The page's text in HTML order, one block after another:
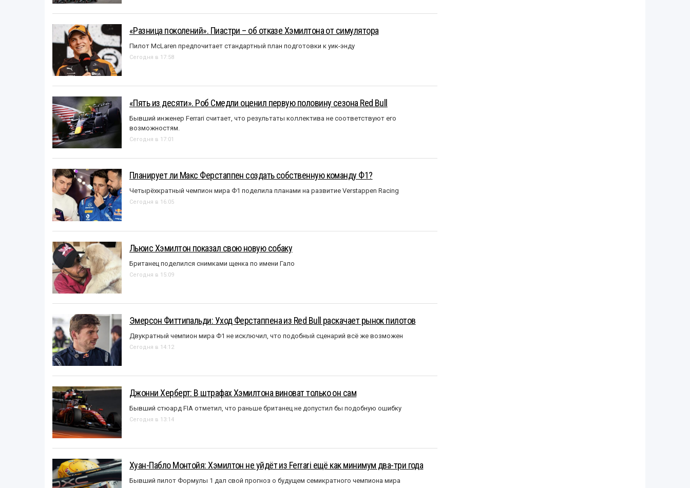
«Разница поколений». Пиастри – об отказе Хэмилтона от симулятора
Пилот McLaren предпочитает стандартный план подготовки к уик-энду
Сегодня в 17:58
«Пять из десяти». Роб Смедли оценил первую половину сезона Red Bull
Бывший инженер Ferrari считает, что результаты коллектива не соответствуют его
возможностям.
Сегодня в 17:01
Планирует ли Макс Ферстаппен создать собственную команду Ф1?
Четырёхкратный чемпион мира Ф1 поделила планами на развитие Verstappen Racing
Сегодня в 16:05
Льюис Хэмилтон показал свою новую собаку
Британец поделился снимками щенка по имени Гало
Сегодня в 15:09
Эмерсон Фиттипальди: Уход Ферстаппена из Red Bull раскачает рынок пилотов
Двукратный чемпион мира Ф1 не исключил, что подобный сценарий всё же возможен
Сегодня в 14:12
Джонни Херберт: В штрафах Хэмилтона виноват только он сам
Бывший стюард FIA отметил, что раньше британец не допустил бы подобную ошибку
Сегодня в 13:14
Хуан-Пабло Монтойя: Хэмилтон не уйдёт из Ferrari ещё как минимум два-три года
Бывший пилот Формулы 1 дал свой прогноз о будущем семикратного чемпиона мира